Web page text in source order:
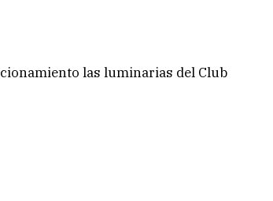
las luminarias del Club